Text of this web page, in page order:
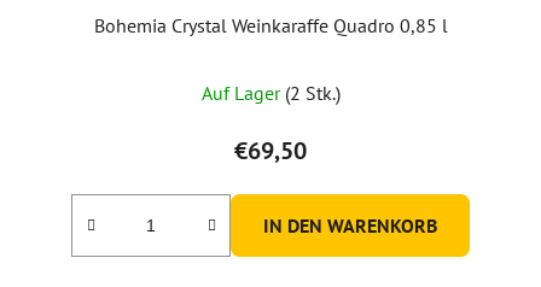
Bohemia Crystal Weinkaraffe Quadro 0,85 l
Auf Lager (2 Stk.)
€69,50
IN DEN WARENKORB